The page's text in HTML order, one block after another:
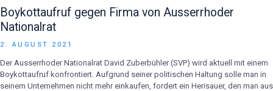
Boykottaufruf gegen Firma von Ausserrhoder
Nationalrat
2. AUGUST 2021
Der Ausserrhoder Nationalrat David Zuberbühler (SVP) wird aktuell mit einem
Boykottaufruf konfrontiert. Aufgrund seiner politischen Haltung solle man in
seinem Unternehmen nicht mehr einkaufen, fordert ein Herisauer, den man aus